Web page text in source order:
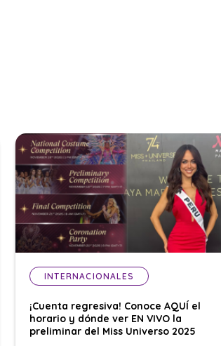
INTERNACIONALES
¡Cuenta regresiva! Conoce AQUÍ el
horario y dónde ver EN VIVO la
preliminar del Miss Universo 2025